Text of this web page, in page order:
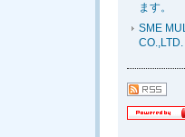
ます。
SME
CO.,LTD.